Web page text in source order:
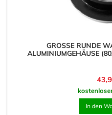
GROSSE RUNDE
LUMINIUMGEHÄUSE
In den